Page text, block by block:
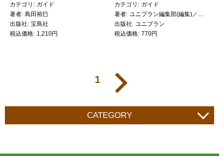
カテゴリ
ガイド
著者 島田裕巳
出版社
宝島社
税込価格
1,210円
カテゴリ
ガイド
著者
出版社
ユニプラン
税込価格 770円
1
CATEGORY